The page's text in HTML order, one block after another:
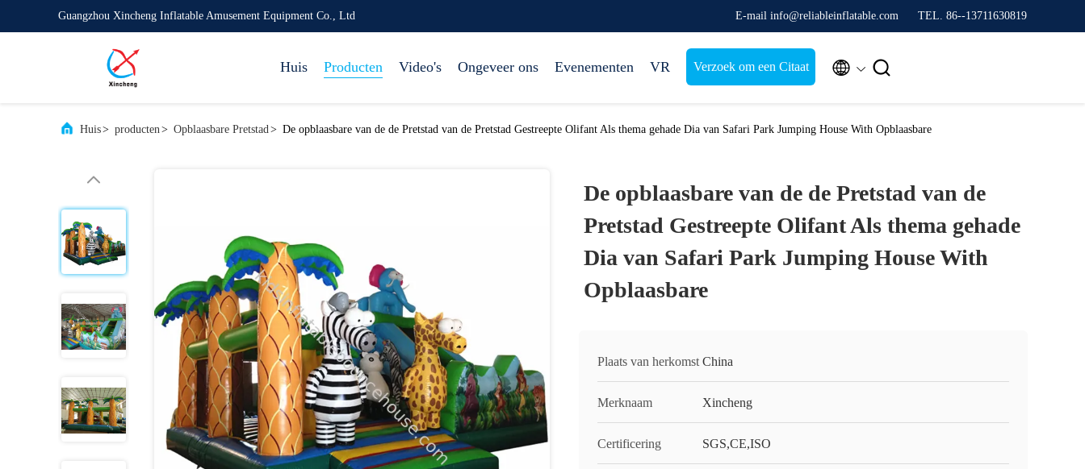
Guangzhou Xincheng Inflatable Amusement Equipment Co., Ltd E-mail info@reliableinflatable.com TEL. 86--13711630819
Huis Producten Video's Ongeveer ons Evenementen VR Verzoek om een Citaat  
Huis> producten> Opblaasbare Pretstad> De opblaasbare van de de Pretstad van de Pretstad Gestreepte Olifant Als thema gehade Dia van Safari Park Jumping House With Opblaasbare
De opblaasbare van de de Pretstad van de
Pretstad Gestreepte Olifant Als thema gehade
Dia van Safari Park Jumping House With
Opblaasbare
Plaats van herkomst China
Merknaam Xincheng
Certificering SGS,CE,ISO